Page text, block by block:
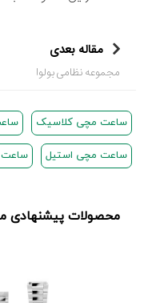
مقاله بعدی
مجموعه نظامی بولوا
ساعت مچی کلاسیک
ساعت مچی استیل
محصولات پیشنهادی